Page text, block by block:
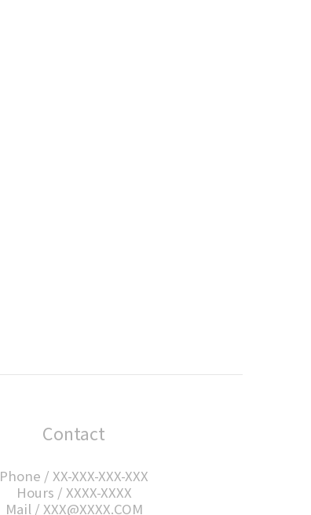
Contact
Phone / XX-XXX-XXX-XXX
Hours / XXXX-XXXX
Mail / XXX@XXXX.COM